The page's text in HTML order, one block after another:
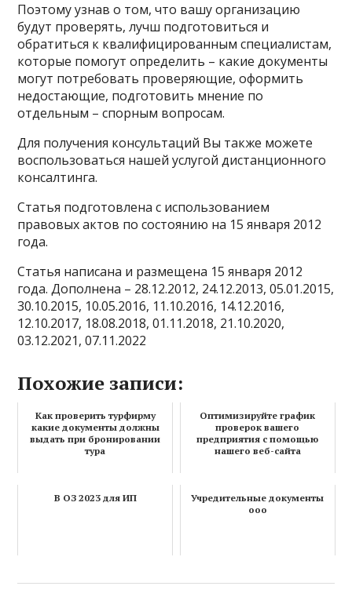
Поэтому узнав о том, что вашу организацию
будут проверять, лучш подготовиться и
обратиться к квалифицированным специалистам,
которые помогут определить – какие документы
могут потребовать проверяющие, оформить
недостающие, подготовить мнение по
отдельным – спорным вопросам.
Для получения консультаций Вы также можете
воспользоваться нашей услугой дистанционного
консалтинга.
Статья подготовлена с использованием
правовых актов по состоянию на 15 января 2012
года.
Статья написана и размещена 15 января 2012
года. Дополнена – 28.12.2012, 24.12.2013, 05.01.2015,
30.10.2015, 10.05.2016, 11.10.2016, 14.12.2016,
12.10.2017, 18.08.2018, 01.11.2018, 21.10.2020,
03.12.2021, 07.11.2022
Похожие записи:
Как проверить турфирму
какие документы должны
выдать при бронировании
тура
Оптимизируйте график
проверок вашего
предприятия с помощью
нашего веб-сайта
В ОЗ 2023 для ИП
Учредительные документы
ооо